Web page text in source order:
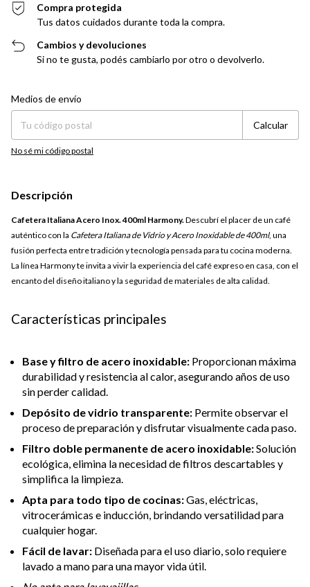
Compra protegida
Tus datos cuidados durante toda la compra.
Cambios y devoluciones
Si no te gusta, podés cambiarlo por otro o devolverlo.
Entregas para el CP:
Medios de envío
Calcular
No sé mi código postal
Descripción
Cafetera Italiana Acero Inox. 400ml Harmony.Descubrí el placer de un café
auténtico con la Cafetera Italiana de Vidrio y Acero Inoxidable de 400ml, una
fusión perfecta entre tradición y tecnología pensada para tu cocina moderna.
La línea Harmony te invita a vivir la experiencia del café expreso en casa, con el
encanto del diseño italiano y la seguridad de materiales de alta calidad.
Características principales
Base y filtro de acero inoxidable: Proporcionan máxima
durabilidad y resistencia al calor, asegurando años de uso
sin perder calidad.
Depósito de vidrio transparente: Permite observar el
proceso de preparación y disfrutar visualmente cada paso.
Filtro doble permanente de acero inoxidable:Solución
ecológica, elimina la necesidad de filtros descartables y
simplifica la limpieza.
Apta para todo tipo de cocinas:Gas, eléctricas,
vitrocerámicas e inducción, brindando versatilidad para
cualquier hogar.
Fácil de lavar: Diseñada para el uso diario, solo requiere
lavado a mano para una mayor vida útil.